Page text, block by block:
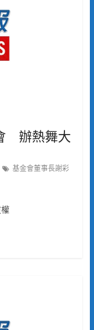
辦熱舞大
基金會董事長謝彩